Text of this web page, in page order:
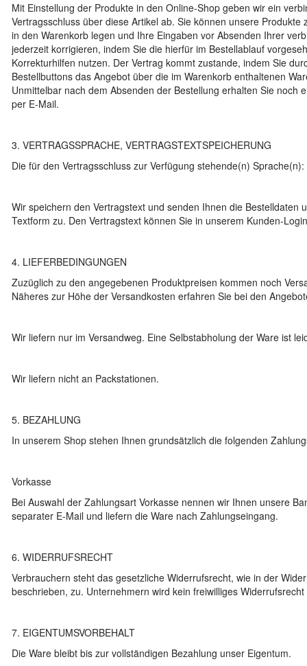
Mit Einstellung der Produkte in den Online-Shop geben wir ein
Vertragsschluss über diese Artikel ab. Sie können unsere Produkte
in den Warenkorb legen und Ihre Eingaben vor Absenden Ihrer
jederzeit korrigieren, indem Sie die hierfür im Bestellablauf
Korrekturhilfen nutzen. Der Vertrag kommt zustande, indem Sie
Bestellbuttons das Angebot über die im Warenkorb enthaltenen
Unmittelbar nach dem Absenden der Bestellung erhalten Sie noch
per E-Mail.
3. VERTRAGSSPRACHE, VERTRAGSTEXTSPEICHERUNG
Die für den Vertragsschluss zur Verfügung stehende(n)
Wir speichern den Vertragstext und senden Ihnen die Bestelldaten
Textform zu. Den Vertragstext können Sie in unserem Kunden-
4. LIEFERBEDINGUNGEN
Zuzüglich zu den angegebenen Produktpreisen kommen noch
Näheres zur Höhe der Versandkosten erfahren Sie bei den
Wir liefern nur im Versandweg. Eine Selbstabholung der Ware ist
Wir liefern nicht an Packstationen.
5. BEZAHLUNG
In unserem Shop stehen Ihnen grundsätzlich die folgenden
Vorkasse
Bei Auswahl der Zahlungsart Vorkasse nennen wir Ihnen unsere
separater E-Mail und liefern die Ware nach Zahlungseingang.
6. WIDERRUFSRECHT
Verbrauchern steht das gesetzliche Widerrufsrecht, wie in der
beschrieben, zu. Unternehmern wird kein freiwilliges
7. EIGENTUMSVORBEHALT
Die Ware bleibt bis zur vollständigen Bezahlung unser Eigentum.